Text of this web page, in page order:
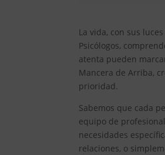
La vida, con sus
Psicólogos,
atenta pueden
Mancera de Arriba,
prioridad.
Sabemos que cada
equipo de
necesidades
relaciones, o